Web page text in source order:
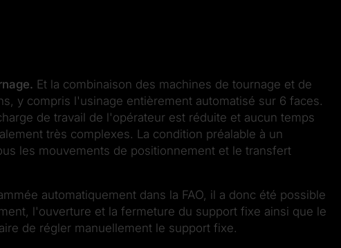
. Et la combinaison des machines de tournage et de
y compris l'usinage entièrement automatisé sur 6 faces.
de travail de l'opérateur est réduite et aucun temps
très complexes. La condition préalable à un
les mouvements de positionnement et le transfert
automatiquement dans la FAO, il a donc été possible
l'ouverture et la fermeture du support fixe ainsi que le
de régler manuellement le support fixe.